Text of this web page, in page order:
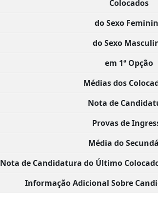
Colocados
do Sexo
do Sexo
em 1ª Opção
Médias dos
Nota de
Provas de
Média do
Nota de Candidatura do Último
Informação Adicional Sobre